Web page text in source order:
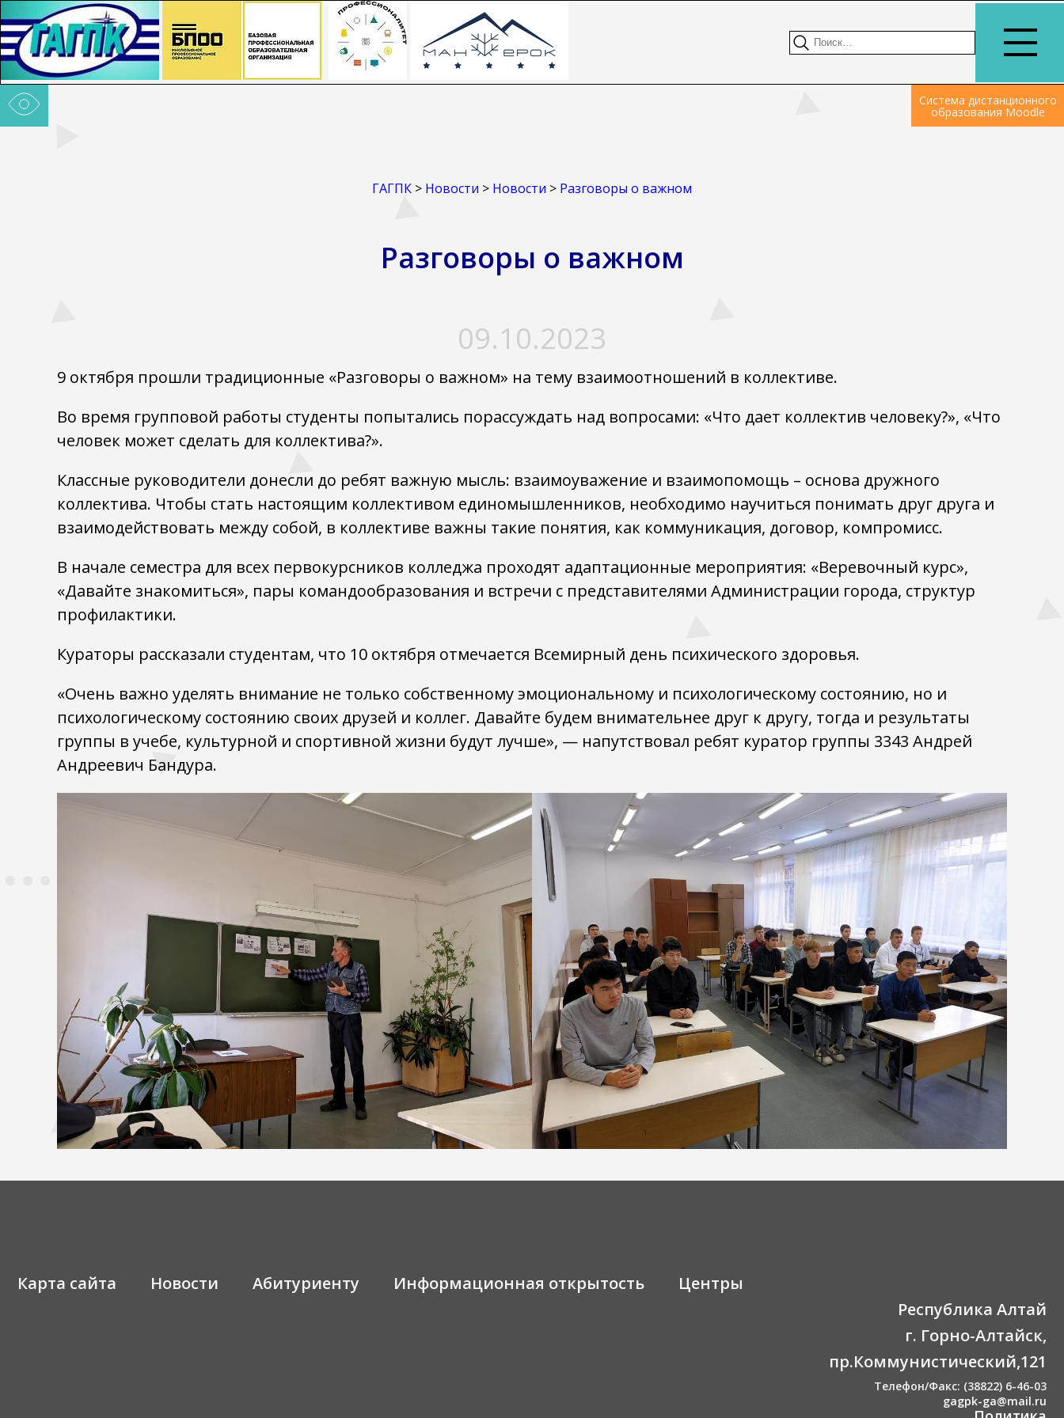
Система дистанционного
образования Moodle
ГАГПК > Новости > Новости > Разговоры о важном
Разговоры о важном
09.10.2023
9 октября прошли традиционные «Разговоры о важном» на тему взаимоотношений в коллективе.
Во время групповой работы студенты попытались порассуждать над вопросами: «Что дает коллектив человеку?», «Что
человек может сделать для коллектива?».
Классные руководители донесли до ребят важную мысль: взаимоуважение и взаимопомощь – основа дружного
коллектива. Чтобы стать настоящим коллективом единомышленников, необходимо научиться понимать друг друга и
взаимодействовать между собой, в коллективе важны такие понятия, как коммуникация, договор, компромисс.
В начале семестра для всех первокурсников колледжа проходят адаптационные мероприятия: «Веревочный курс»,
«Давайте знакомиться», пары командообразования и встречи с представителями Администрации города, структур
профилактики.
Кураторы рассказали студентам, что 10 октября отмечается Всемирный день психического здоровья.
«Очень важно уделять внимание не только собственному эмоциональному и психологическому состоянию, но и
психологическому состоянию своих друзей и коллег. Давайте будем внимательнее друг к другу, тогда и результаты
группы в учебе, культурной и спортивной жизни будут лучше», — напутствовал ребят куратор группы 3343 Андрей
Андреевич Бандура.
Карта сайта Новости Абитуриенту Информационная открытость
Центры
Республика Алтай
г. Горно-Алтайск,
пр.Коммунистический,121
Телефон/Факс: (38822) 6-46-03
gagpk-ga@mail.ru